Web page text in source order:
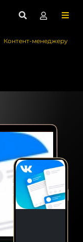
Контент-менеджеру